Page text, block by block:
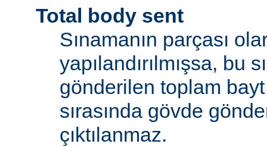
Total body sent
Sınamanın parçası
yapılandırılmışsa, bu
gönderilen toplam bayt
sırasında gövde
çıktılanmaz.